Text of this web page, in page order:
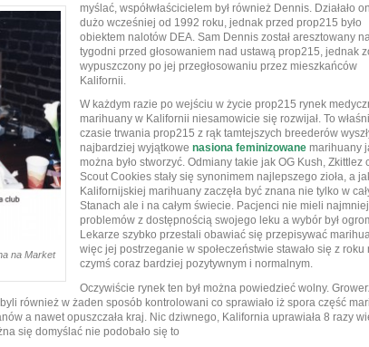
na Market
myślać, współwłaścicielem był również Dennis. Działało
dużo wcześniej od 1992 roku, jednak przed prop215 było
obiektem nalotów DEA. Sam Dennis został aresztowany
tygodni przed głosowaniem nad ustawą prop215, jednak
wypuszczony po jej przegłosowaniu przez mieszkańców
Kalifornii.
W każdym razie po wejściu w życie prop215 rynek
marihuany w Kalifornii niesamowicie się rozwijał. To
czasie trwania prop215 z rąk tamtejszych breederów
najbardziej wyjątkowe nasiona feminizowane marihuany
można było stworzyć. Odmiany takie jak OG Kush, Zkittlez
Scout Cookies stały się synonimem najlepszego zioła, a
Kalifornijskiej marihuany zaczęła być znana nie tylko w
Stanach ale i na całym świecie. Pacjenci nie mieli
problemów z dostępnością swojego leku a wybór był
Lekarze szybko przestali obawiać się przepisywać
więc jej postrzeganie w społeczeństwie stawało się z roku
czymś coraz bardziej pozytywnym i normalnym.
Oczywiście rynek ten był można powiedzieć wolny.
również w żaden sposób kontrolowani co sprawiało iż spora część
a nawet opuszczała kraj. Nic dziwnego, Kalifornia uprawiała 8 razy
się domyślać nie podobało się to